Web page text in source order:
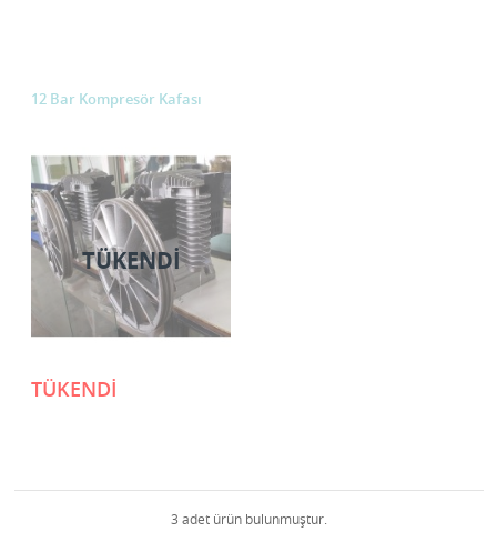
12 Bar Kompresör Kafası
TÜKENDİ
TÜKENDI
3 adet ürün bulunmuştur.